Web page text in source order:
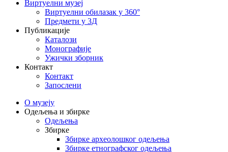
Виртуелни музеј
Виртуелни обилазак у 360°
Предмети у 3Д
Публикације
Каталози
Монографије
Ужички зборник
Контакт
Контакт
Запослени
О музеју
Одељења и збирке
Одељења
Збирке
Збирке археолошког одељења
Збирке етнографског одељења